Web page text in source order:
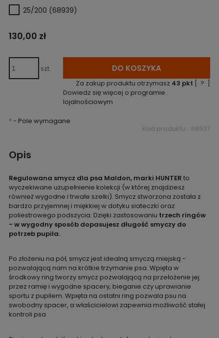
25/200 (68939)
130,00 zł
szt. DO KOSZYKA
Za zakup produktu otrzymasz 43 pkt [ ? ]
Dowiedz się więcej o programie
lojalnościowym
*- Pole wymagane
Kod produktu: 68937
Opis
Regulowana smycz dla psa Maldon, marki HUNTER to
wyczekiwane uzupełnienie kolekcji (w której znajdziesz
również wygodne i trwałe szelki). Smycz stworzona została z
bardzo przyjemnej i miękkiej w dotyku siateczki oraz
poliestrowego podszycia. Dzięki zastosowaniu trzech ringów
- w wygodny sposób dopasujesz długość smyczy do
potrzeb pupila.
Po złożeniu na pół, smycz jest idealną smyczą miejską -
pozwalającą nam na krótkie trzymanie psa. Wpięta w
środkowy ring tworzy smycz pozwalającą na przełożenie jej
przez ramię i wygodne spacery, bieganie czy uprawianie
sportu z pupilem. Wpięta na ostatni ring pozwala psu na
swobodny spacer, a właścicielowi zapewnia możliwość stałej
kontroli psa.